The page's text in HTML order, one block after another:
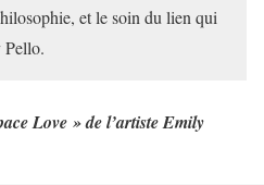
et le soin du lien qui
Love » de l’artiste Emily